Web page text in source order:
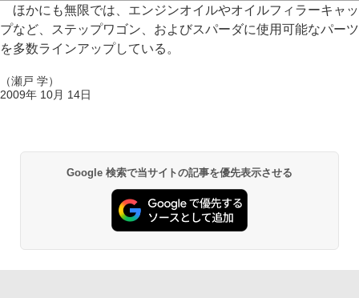
ほかにも無限では、エンジンオイルやオイルフィラーキャッ
プなど、ステップワゴン、およびスパーダに使用可能なパーツ
を多数ラインアップしている。
（瀬戸 学）
2009年 10月 14日
Google 検索で当サイトの記事を優先表示させる